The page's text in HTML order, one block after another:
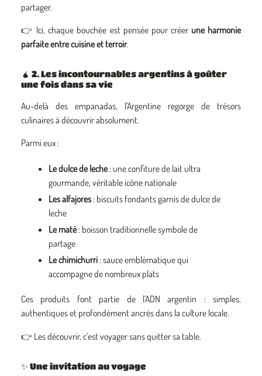
partager.
👉 Ici, chaque bouchée est pensée pour créer une harmonie
parfaite entre cuisine et terroir.
🧉 2. Les incontournables argentins à goûter
une fois dans sa vie
Au-delà des empanadas, l’Argentine regorge de trésors
culinaires à découvrir absolument.
Parmi eux :
Le dulce de leche: une confiture de lait ultra
gourmande, véritable icône nationale
Les alfajores: biscuits fondants garnis de dulce de
leche
Le maté: boisson traditionnelle symbole de
partage
Le chimichurri: sauce emblématique qui
accompagne de nombreux plats
Ces produits font partie de l’ADN argentin : simples,
authentiques et profondément ancrés dans la culture locale.
👉 Les découvrir, c’est voyager sans quitter sa table.
✨ Une invitation au voyage